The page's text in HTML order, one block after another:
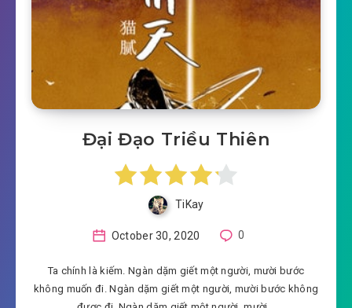
Đại Đạo Triều Thiên
TiKay
October 30, 2020 0
Ta chính là kiếm. Ngàn dặm giết một người, mười bước
không muốn đi. Ngàn dặm giết một người, mười bước không